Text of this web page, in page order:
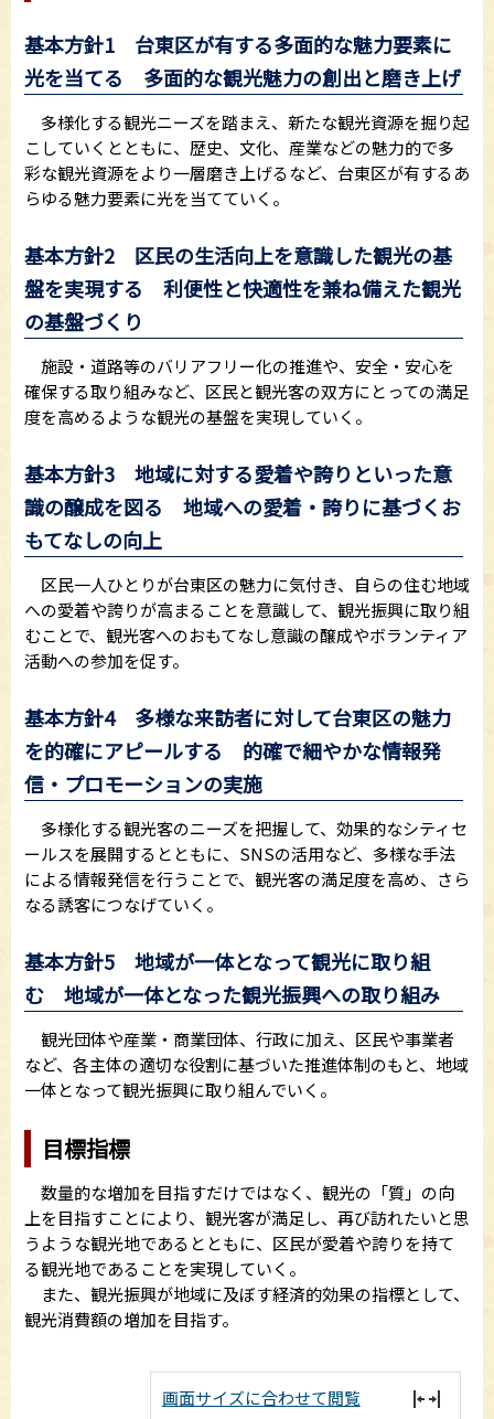
基本方針1 台東区が有する多面的な魅力要素に
光を当てる 多面的な観光魅力の創出と磨き上げ
多様化する観光ニーズを踏まえ、新たな観光資源を掘り起
こしていくとともに、歴史、文化、産業などの魅力的で多
彩な観光資源をより一層磨き上げるなど、台東区が有するあ
らゆる魅力要素に光を当てていく。
基本方針2 区民の生活向上を意識した観光の基
盤を実現する 利便性と快適性を兼ね備えた観光
の基盤づくり
施設・道路等のバリアフリー化の推進や、安全・安心を
確保する取り組みなど、区民と観光客の双方にとっての満足
度を高めるような観光の基盤を実現していく。
基本方針3 地域に対する愛着や誇りといった意
識の醸成を図る 地域への愛着・誇りに基づくお
もてなしの向上
区民一人ひとりが台東区の魅力に気付き、自らの住む地域
への愛着や誇りが高まることを意識して、観光振興に取り組
むことで、観光客へのおもてなし意識の醸成やボランティア
活動への参加を促す。
基本方針4 多様な来訪者に対して台東区の魅力
を的確にアピールする 的確で細やかな情報発
信・プロモーションの実施
多様化する観光客のニーズを把握して、効果的なシティセ
ールスを展開するとともに、SNSの活用など、多様な手法
による情報発信を行うことで、観光客の満足度を高め、さら
なる誘客につなげていく。
基本方針5 地域が一体となって観光に取り組
む 地域が一体となった観光振興への取り組み
観光団体や産業・商業団体、行政に加え、区民や事業者
など、各主体の適切な役割に基づいた推進体制のもと、地域
一体となって観光振興に取り組んでいく。
目標指標
数量的な増加を目指すだけではなく、観光の「質」の向
上を目指すことにより、観光客が満足し、再び訪れたいと思
うような観光地であるとともに、区民が愛着や誇りを持て
る観光地であることを実現していく。
また、観光振興が地域に及ぼす経済的効果の指標として、
観光消費額の増加を目指す。
画面サイズに合わせて閲覧